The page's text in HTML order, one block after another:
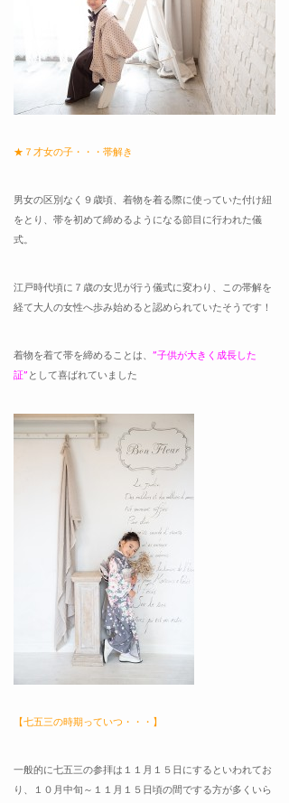
★７才女の子・・・帯解き
男女の区別なく９歳頃、着物を着る際に使っていた付け紐
をとり、帯を初めて締めるようになる節目に行われた儀
式。
江戸時代頃に７歳の女児が行う儀式に変わり、この帯解を
経て大人の女性へ歩み始めると認められていたそうです！
着物を着て帯を締めることは、 ”子供が大きく成長した
証” として喜ばれていました
【七五三の時期っていつ・・・】
一般的に七五三の参拝は１１月１５日にするといわれてお
り、１０月中旬～１１月１５日頃の間でする方が多くいら